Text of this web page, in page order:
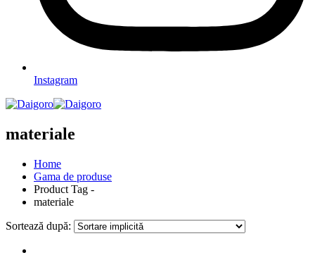
Instagram
materiale
Home
Gama de produse
Product Tag -
materiale
Sortează după: